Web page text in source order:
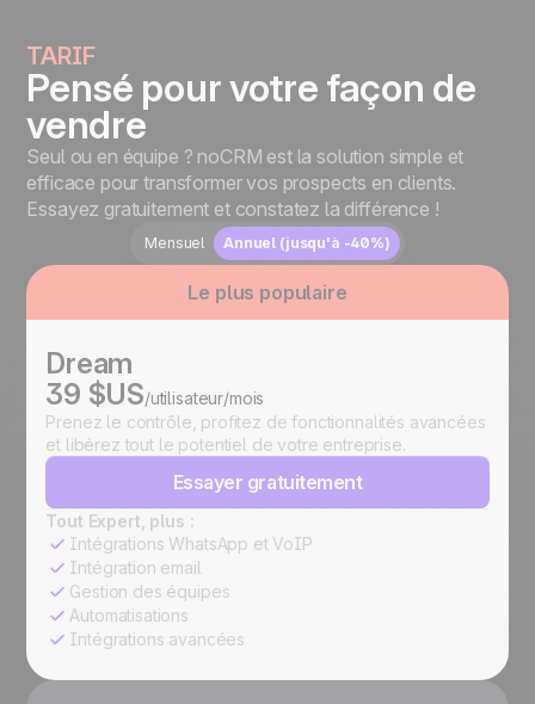
TARIF
Pensé pour votre façon de
vendre
Seul ou en équipe ? noCRM est la solution simple et
efficace pour transformer vos prospects en clients.
Essayez gratuitement et constatez la différence !
Mensuel Annuel (jusqu'à -40%)
Le plus populaire
Dream
39 $US/utilisateur/mois
Prenez le contrôle, profitez de fonctionnalités avancées
et libérez tout le potentiel de votre entreprise.
Essayer gratuitement
Tout Expert, plus :
Intégrations WhatsApp et VoIP
Intégration email
Gestion des équipes
Automatisations
Intégrations avancées